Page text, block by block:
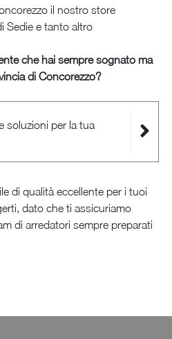
il nostro store
Sedie e tanto altro
che hai sempre sognato ma
di Concorezzo?
soluzioni per la tua
di qualità eccellente per i tuoi
dato che ti assicuriamo
di arredatori sempre preparati